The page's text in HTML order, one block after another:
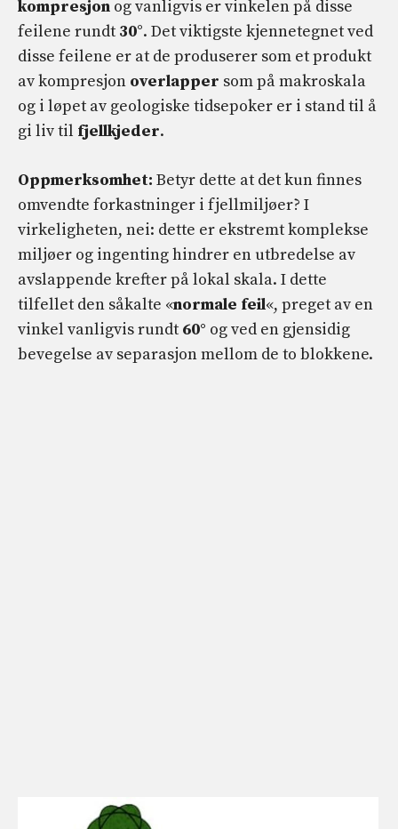
kompresjon og vanligvis er vinkelen på disse
feilene rundt 30°. Det viktigste kjennetegnet ved
disse feilene er at de produserer som et produkt
av kompresjon overlapper som på makroskala
og i løpet av geologiske tidsepoker er i stand til å
gi liv til fjellkjeder.
Oppmerksomhet: Betyr dette at det kun finnes
omvendte forkastninger i fjellmiljøer? I
virkeligheten, nei: dette er ekstremt komplekse
miljøer og ingenting hindrer en utbredelse av
avslappende krefter på lokal skala. I dette
tilfellet den såkalte «normale feil«, preget av en
vinkel vanligvis rundt 60° og ved en gjensidig
bevegelse av separasjon mellom de to blokkene.